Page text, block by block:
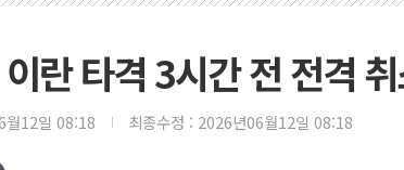
트럼프, 쿡
유럽증시,
미 연준 매
[종합] 이
란 타격 3시간 전 전격
월12일 08:18 최종수정 : 2026년06월12일 08:18